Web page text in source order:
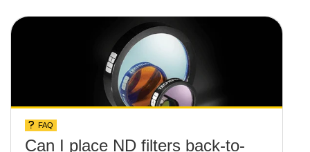
FAQ
Can I place ND filters back-to-